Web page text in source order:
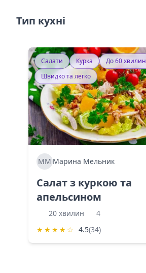
Тип кухні
Салати Курка
До 60 хвилин
Швидко та легко
ММ Марина Мельник
Салат з куркою та
апельсином
20 хвилин
4
★ ★ ★ ★ ☆ 4.5(34)